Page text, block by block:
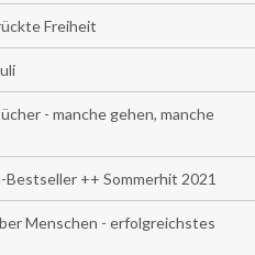
Freiheit
- manche gehen, manche
++ Sommerhit 2021
Menschen - erfolgreichstes